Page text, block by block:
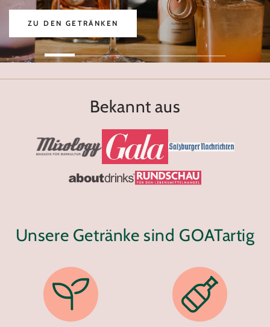
ZU DEN GETRÄNKEN
Bekannt aus
Unsere Getränke sind GOATartig